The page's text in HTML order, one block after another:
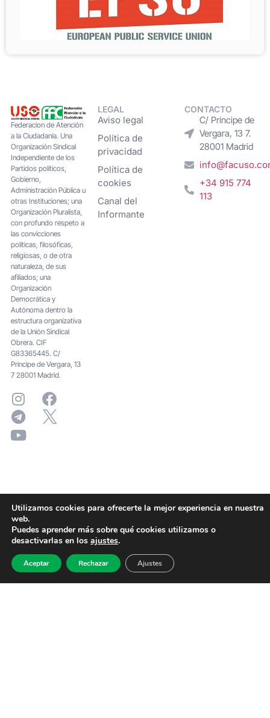
Federacion de Atención
a la Ciudadanía. Una
Organización Sindical
Independiente de los
Partidos políticos,
Gobierno,
Administración Pública u
otras Instituciones; una
Organización Pluralista,
con profundo respeto a
las convicciones
políticas, filosóficas,
religiosas, o de otra
naturaleza, de sus
afiliados; una
Organización
Democrática y
Autónoma dentro la
estructura organizativa
de la Unión Sindical
Obrera. CIF
G83365445. C/
Principe de Vergara, 13
7 28001 Madrid.
LEGAL
Aviso legal
Política de
privacidad
Política de
cookies
Canal del
Informante
CONTACTO
C/ Príncipe de
Vergara, 13 7.
28001 Madrid
+34 915 774
113
Utilizamos cookies para ofrecerte la mejor experiencia en nuestra
web.
Puedes aprender más sobre qué cookies utilizamos o
desactivarlas en los ajustes.
Aceptar Rechazar Ajustes